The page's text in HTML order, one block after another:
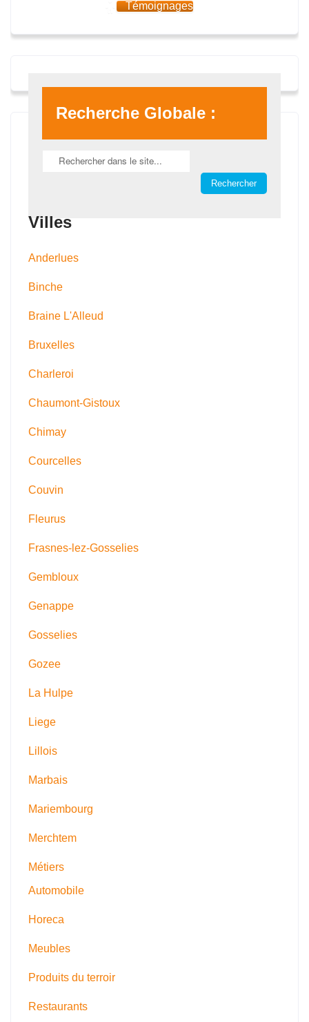
Témoignages
Recherche Globale :
Villes
Anderlues
Binche
Braine L'Alleud
Bruxelles
Charleroi
Chaumont-Gistoux
Chimay
Courcelles
Couvin
Fleurus
Frasnes-lez-Gosselies
Gembloux
Genappe
Gosselies
Gozee
La Hulpe
Liege
Lillois
Marbais
Mariembourg
Merchtem
Métiers
Automobile
Horeca
Meubles
Produits du terroir
Restaurants